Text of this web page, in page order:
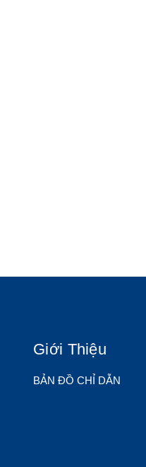
Giới Thiệu
BẢN ĐỒ CHỈ DẪN